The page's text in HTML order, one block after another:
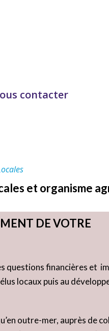
contacter
et organisme
DE VOTRE
questions financières et
locaux puis au
outre-mer, auprès de